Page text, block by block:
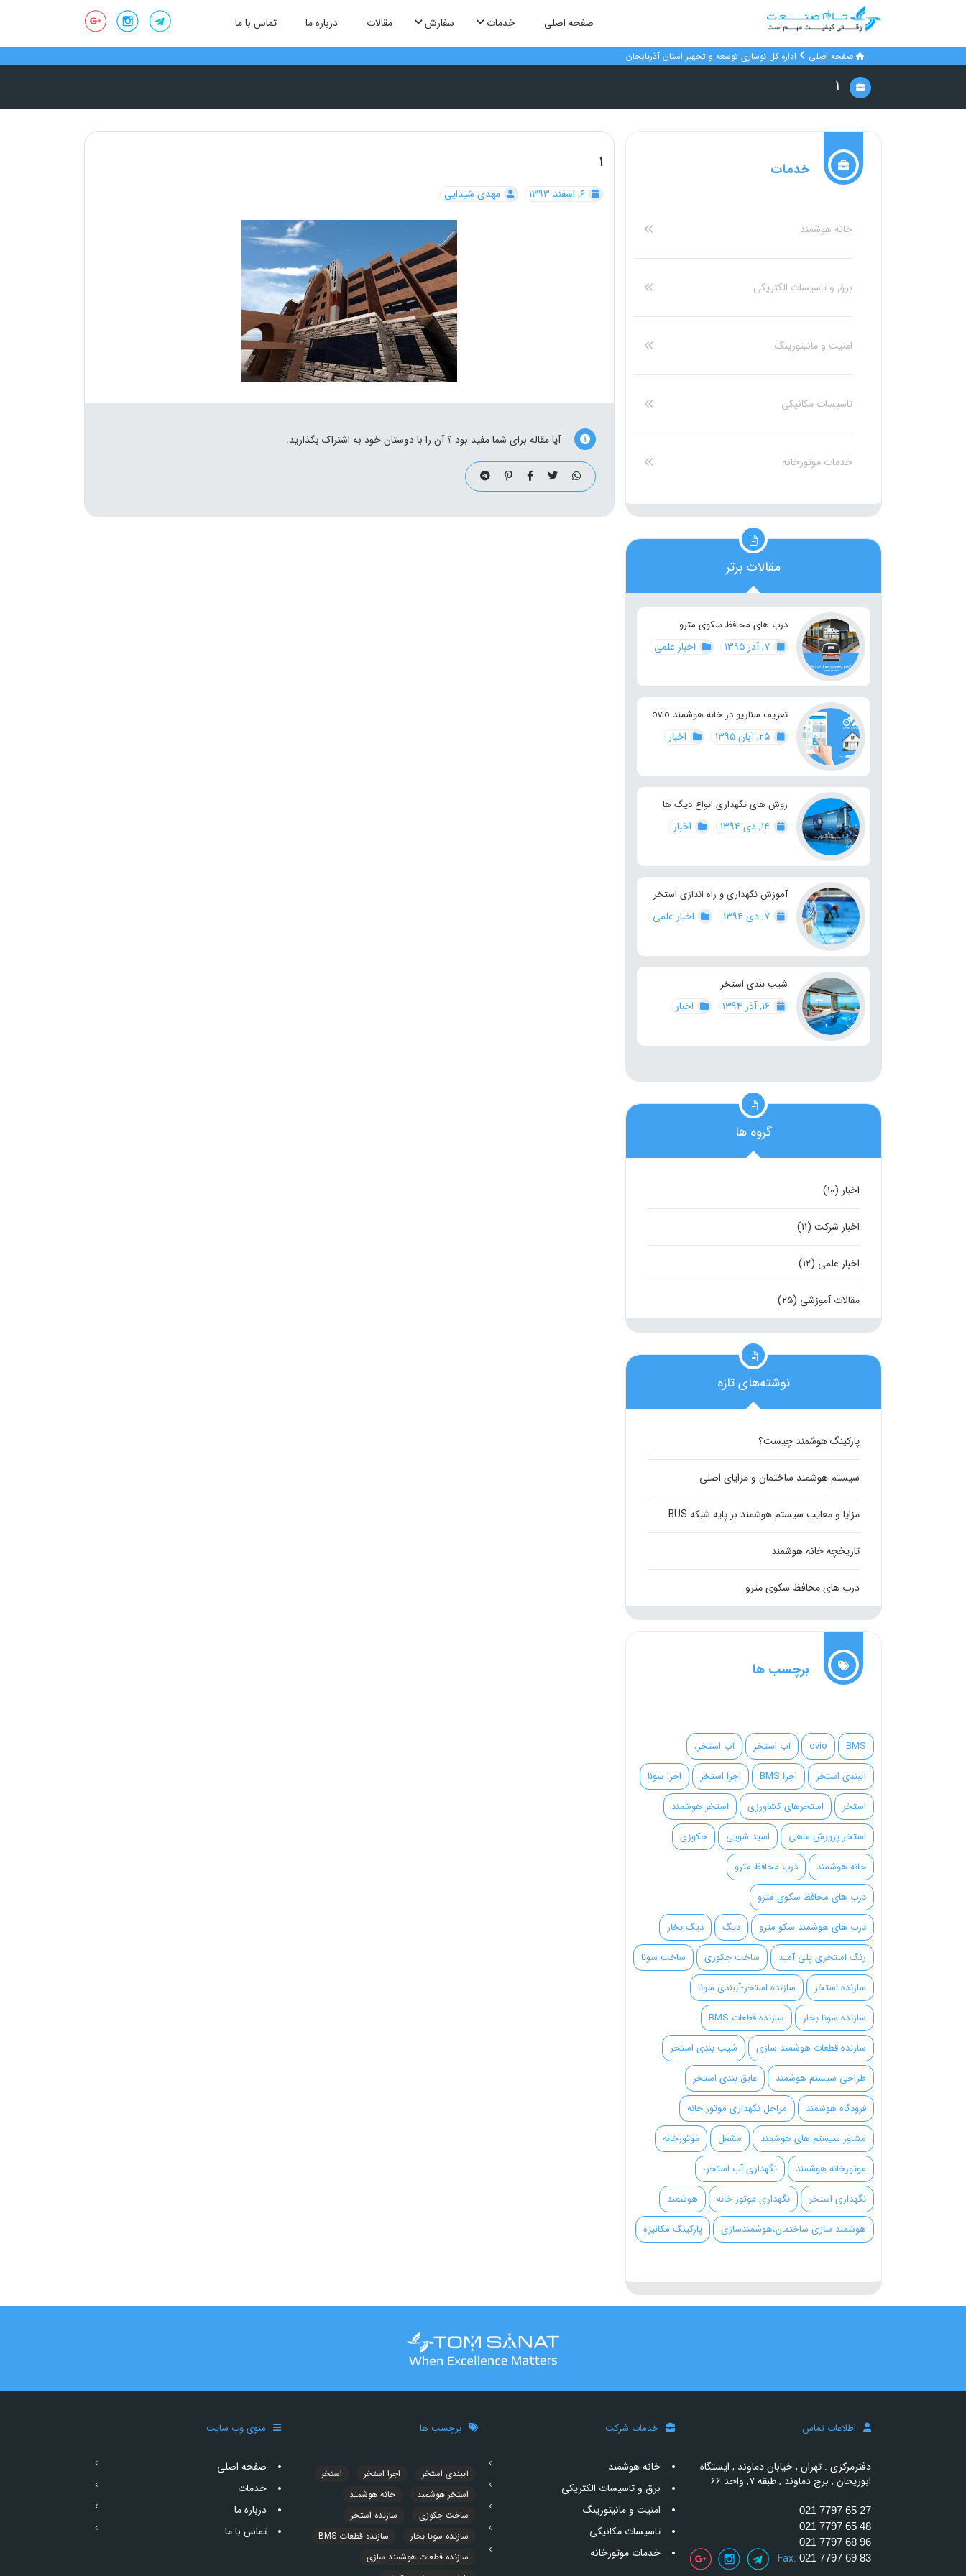
صفحه اصلی خدمات سفارش مقالات درباره ما تماس با ما
صفحه اصلی اداره کل نوسازی توسعه و تجهیز استان آذربایجان
۱
۱
۶, اسفند ۱۳۹۳ مهدی شیدایی
آیا مقاله برای شما مفید بود ؟ آن را با دوستان خود به اشتراک بگذارید.
خدمات
خانه هوشمند
برق و تاسیسات الکتریکی
امنیت و مانیتورینگ
تاسیسات مکانیکی
خدمات موتورخانه
مقالات برتر
درب های محافظ سکوی مترو
اخبار علمی
تعریف سناریو در خانه هوشمند ovio
اخبار
روش های نگهداری انواع دیگ ها
اخبار
آموزش نگهداری و راه اندازی استخر
اخبار علمی
شیب بندی استخر
اخبار
گروه ها
اخبار (۱۰)
اخبار شرکت (۱۱)
اخبار علمی (۱۲)
مقالات آموزشی (۲۵)
نوشته‌های تازه
پارکینگ هوشمند چیست؟
سیستم هوشمند ساختمان و مزایای اصلی
مزایا و معایب سیستم هوشمند بر پایه شبکه BUS
تاریخچه خانه هوشمند
درب های محافظ سکوی مترو
برچسب ها
BMS
ovio آب استخر
آب استخر،
آببندی استخر
اجرا BMS اجرا استخر
اجرا سونا
استخر
استخرهای کشاورزی
استخر هوشمند
استخر پرورش ماهی
اسید شویی
جکوزی
خانه هوشمند
درب محافظ مترو
درب های محافظ سکوی مترو
درب های هوشمند سکو مترو
دیگ
دیگ بخار
رنگ استخری پلی آمید
ساخت جکوزی
ساخت سونا
سازنده استخر
سازنده استخر-آببندی سونا
سازنده سونا بخار
سازنده قطعات BMS
سازنده قطعات هوشمند سازی
شیب بندی استخر
طراحی سیستم هوشمند
عایق بندی استخر
فرودگاه هوشمند
مراحل نگهداری موتور خانه
مشاور سیستم های هوشمند
مشعل
موتورخانه
موتورخانه هوشمند
نگهداری آب استخر،
نگهداری استخر
نگهداری موتور خانه
هوشمند
هوشمند سازی ساختمان،هوشمندسازی
پارکینگ مکانیزه
اطلاعات تماس
دفترمرکزی : تهران , خیابان دماوند , ایستگاه
ابوریحان , برج دماوند , طبقه ۷, واحد ۶۶
021 7797 65 27
021 7797 65 48
021 7797 68 96
021 7797 69 83
Fax:
خدمات شرکت
خانه هوشمند
برق و تاسیسات الکتریکی
امنیت و مانیتورینگ
تاسیسات مکانیکی
خدمات موتورخانه
برچسب ها
آببندی استخر اجرا استخر
استخر
استخر هوشمند
خانه هوشمند
ساخت جکوزی
سازنده استخر
سازنده سونا بخار
سازنده قطعات BMS
سازنده قطعات هوشمند سازی
منوی وب سایت
صفحه اصلی
خدمات
درباره ما
تماس با ما